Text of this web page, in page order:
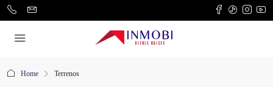
Home Terrenos